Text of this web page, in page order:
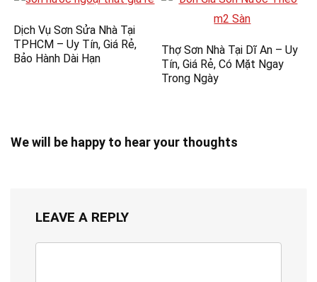
Dịch Vụ Sơn Sửa Nhà Tại
TPHCM – Uy Tín, Giá Rẻ,
Bảo Hành Dài Hạn
Thợ Sơn Nhà Tại Dĩ An – Uy
Tín, Giá Rẻ, Có Mặt Ngay
Trong Ngày
We will be happy to hear your thoughts
LEAVE A REPLY